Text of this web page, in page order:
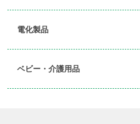
電化製品​
ベビー・介護用品​